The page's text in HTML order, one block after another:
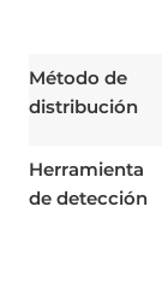
Método de
distribución
Herramienta
de detección